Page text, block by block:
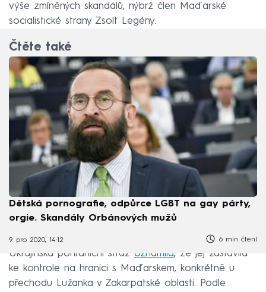
výše zmíněných skandálů, nýbrž člen Maďarské
socialistické strany Zsolt Legény.
Čtěte také
Dětská pornografie, odpůrce LGBT na gay párty,
orgie. Skandály Orbánových mužů
9. pro 2020, 14:12 6 min čtení
Ukrajinská pohraniční stráž oznámila, že jej zastavila
ke kontrole na hranici s Maďarskem, konkrétně u
přechodu Lužanka v Zakarpatské oblasti. Podle